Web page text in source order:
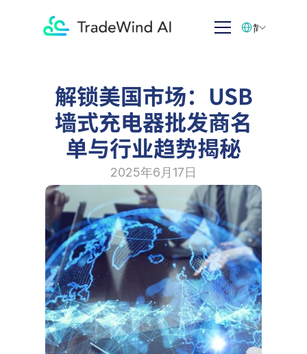
解锁美国市场：USB
墙式充电器批发商名
单与行业趋势揭秘
2025年6月17日
简体中文